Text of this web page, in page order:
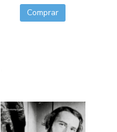
Comprar